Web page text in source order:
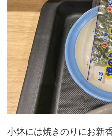
小鉢には焼きのりにお新